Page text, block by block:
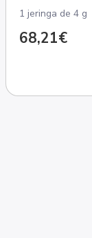
1 jeringa de 4 g
68,21€